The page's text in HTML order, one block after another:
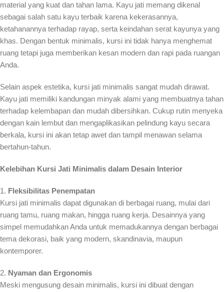
material yang kuat dan tahan lama. Kayu jati memang dikenal
sebagai salah satu kayu terbaik karena kekerasannya,
ketahanannya terhadap rayap, serta keindahan serat kayunya yang
khas. Dengan bentuk minimalis, kursi ini tidak hanya menghemat
ruang tetapi juga memberikan kesan modern dan rapi pada ruangan
Anda.
Selain aspek estetika, kursi jati minimalis sangat mudah dirawat.
Kayu jati memiliki kandungan minyak alami yang membuatnya tahan
terhadap kelembapan dan mudah dibersihkan. Cukup rutin menyeka
dengan kain lembut dan mengaplikasikan pelindung kayu secara
berkala, kursi ini akan tetap awet dan tampil menawan selama
bertahun-tahun.
Kelebihan Kursi Jati Minimalis dalam Desain Interior
1. Fleksibilitas Penempatan
Kursi jati minimalis dapat digunakan di berbagai ruang, mulai dari
ruang tamu, ruang makan, hingga ruang kerja. Desainnya yang
simpel memudahkan Anda untuk memadukannya dengan berbagai
tema dekorasi, baik yang modern, skandinavia, maupun
kontemporer.
2. Nyaman dan Ergonomis
Meski mengusung desain minimalis, kursi ini dibuat dengan